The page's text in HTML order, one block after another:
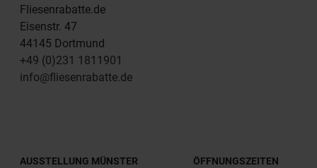
Fliesenrabatte.de
Eisenstr. 47
44145 Dortmund
+49 (0)231 1811901
info@fliesenrabatte.de
AUSSTELLUNG MÜNSTER ÖFFNUNGSZEITEN